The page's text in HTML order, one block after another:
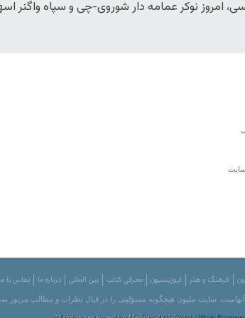
امروز نوکر عمامه دار شوروی-چی و سپاه واگنر
تماس با ما درباره ما بین المللی معرفی کتاب اپوزیسیون فرهنگ و هنر
سایت ملیون هیچگونه مسؤلیتی را در قبال نظرات و مطالب مزبور